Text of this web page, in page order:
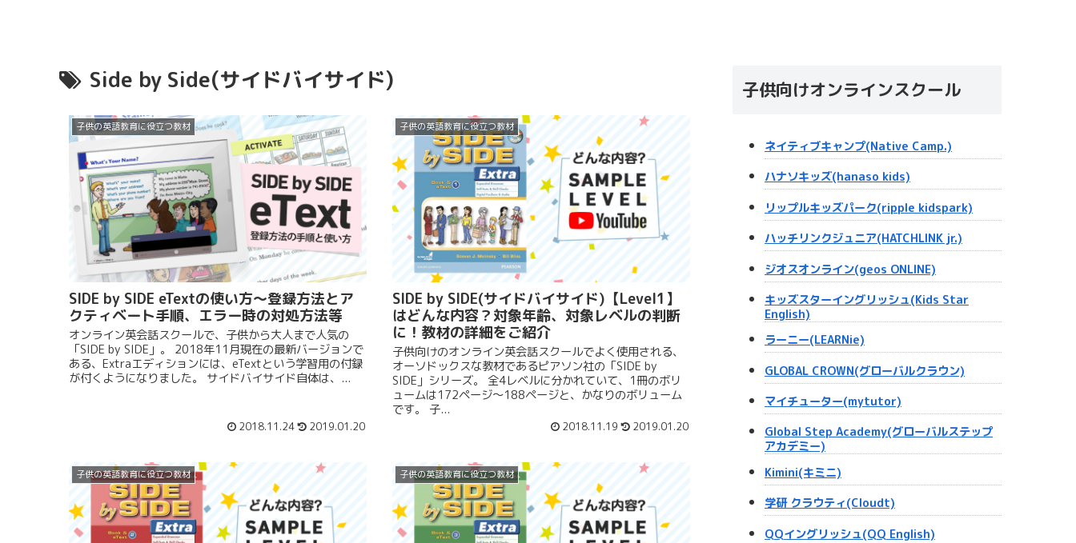
Side by Side(サイドバイサイド)
子供の英語教育に役立つ教材
SIDE by SIDE eTextの使い方〜登録方法とア
クティベート手順、エラー時の対処方法等
オンライン英会話スクールで、子供から大人まで人気の
「SIDE by SIDE」。 2018年11月現在の最新バージョンで
ある、Extraエディションには、eTextという学習用の付録
が付くようになりました。 サイドバイサイド自体は、...
2018.11.24 2019.01.20
子供の英語教育に役立つ教材
SIDE by SIDE(サイドバイサイド)【Level1】
はどんな内容？対象年齢、対象レベルの判断
に！教材の詳細をご紹介
子供向けのオンライン英会話スクールでよく使用される、
オーソドックスな教材であるピアソン社の「SIDE by
SIDE」シリーズ。 全4レベルに分かれていて、1冊のボリ
ュームは172ページ〜188ページと、かなりのボリューム
です。 子...
2018.11.19 2019.01.20
子供の英語教育に役立つ教材 子供の英語教育に役立つ教材
子供向けオンラインスクール
ネイティブキャンプ(Native Camp.)
ハナソキッズ(hanaso kids)
リップルキッズパーク(ripple kidspark)
ハッチリンクジュニア(HATCHLINK jr.)
ジオスオンライン(geos ONLINE)
キッズスターイングリッシュ(Kids Star
English)
ラーニー(LEARNie)
GLOBAL CROWN(グローバルクラウン)
マイチューター(mytutor)
Global Step Academy(グローバルステップ
アカデミー)
Kimini(キミニ)
学研 クラウティ(Cloudt)
QQイングリッシュ(QQ English)